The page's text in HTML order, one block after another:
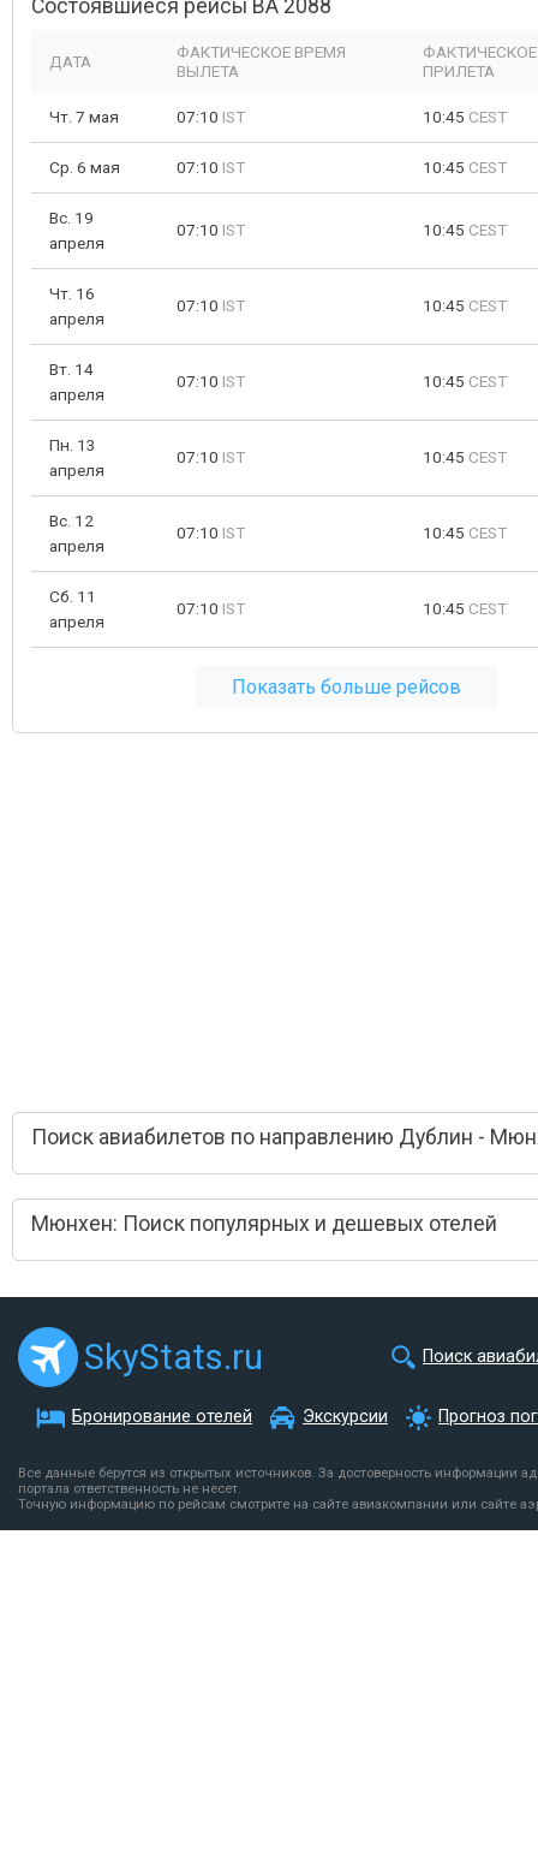
Состоявшиеся рейсы BA 2088
ДАТА
ФАКТИЧЕСКОЕ ВРЕМЯ
ВЫЛЕТА
ПРИЛЕТА
Чт. 7 мая 07:10 IST 10:45 CEST
Ср. 6 мая 07:10 IST 10:45 CEST
Вс. 19
апреля
07:10 IST 10:45 CEST
Чт. 16
апреля
07:10 IST 10:45 CEST
Вт. 14
апреля
07:10 IST 10:45 CEST
Пн. 13
апреля
07:10 IST 10:45 CEST
Вс. 12
апреля
07:10 IST 10:45 CEST
Сб. 11
апреля
07:10 IST 10:45 CEST
Показать больше рейсов
Поиск авиабилетов по направлению Дублин -
Мюнхен: Поиск популярных и дешевых отелей
SkyStats.ru Поиск
Бронирование отелей Экскурсии Прогноз
Все данные берутся из открытых источников. За достоверность информации
портала ответственность не несет.
Точную информацию по рейсам смотрите на сайте авиакомпании или сайте